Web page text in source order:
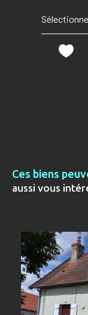
Ces biens
aussi vous